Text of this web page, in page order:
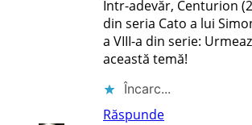
Într-adevăr, Centurion
din seria Cato a lui
a VIII-a din serie:
această temă!
Încarc...
Răspunde